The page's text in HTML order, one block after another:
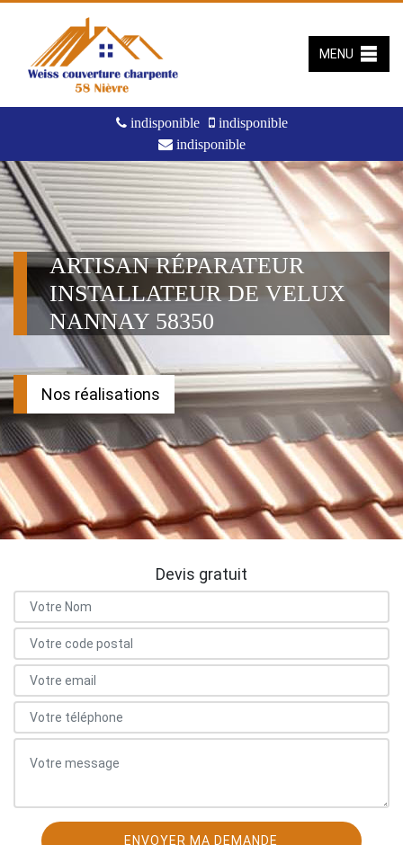
indisponible
indisponible
indisponible
MENU
ARTISAN RÉPARATEUR
INSTALLATEUR DE VELUX
NANNAY 58350
Nos réalisations
Devis gratuit